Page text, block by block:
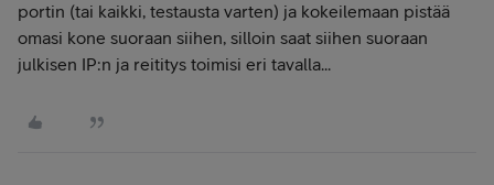
portin (tai kaikki, testausta varten) ja kokeilemaan pistää
omasi kone suoraan siihen, silloin saat siihen suoraan
julkisen IP:n ja reititys toimisi eri tavalla...